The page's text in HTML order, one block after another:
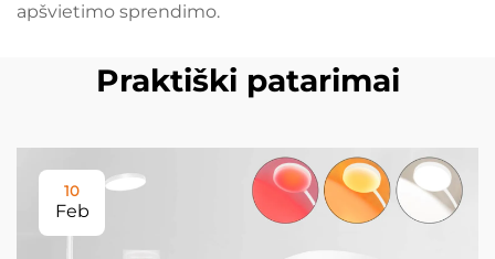
apšvietimo sprendimo.
Praktiški patarimai
10
Feb